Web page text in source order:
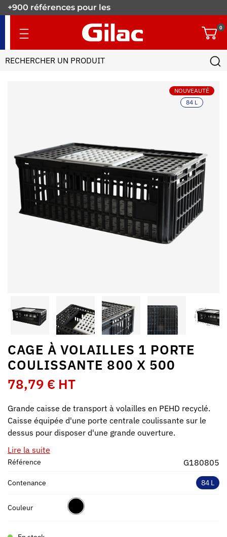
NOUVEAUTÉ
84 L
CAGE À VOLAILLES 1 PORTE
COULISSANTE 800 X 500
78,79 € HT
Grande caisse de transport à volailles en PEHD recyclé.
Caisse équipée d'une porte centrale coulissante sur le
dessus pour disposer d'une grande ouverture.
Lire la suite
Référence G180805
Contenance 84 L
Couleur
+900 références pour les
0